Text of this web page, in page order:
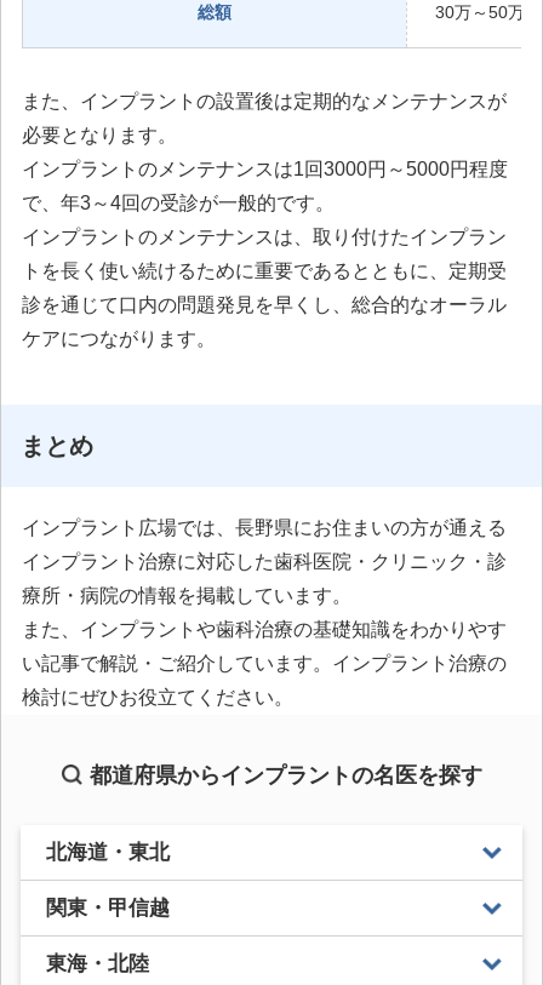
総額 30万～50万
また、インプラントの設置後は定期的なメンテナンスが
必要となります。
インプラントのメンテナンスは1回3000円～5000円程度
で、年3～4回の受診が一般的です。
インプラントのメンテナンスは、取り付けたインプラン
トを長く使い続けるために重要であるとともに、定期受
診を通じて口内の問題発見を早くし、総合的なオーラル
ケアにつながります。
まとめ
インプラント広場では、長野県にお住まいの方が通える
インプラント治療に対応した歯科医院・クリニック・診
療所・病院の情報を掲載しています。
また、インプラントや歯科治療の基礎知識をわかりやす
い記事で解説・ご紹介しています。インプラント治療の
検討にぜひお役立てください。
都道府県からインプラントの名医を探す
北海道・東北
関東・甲信越
東海・北陸